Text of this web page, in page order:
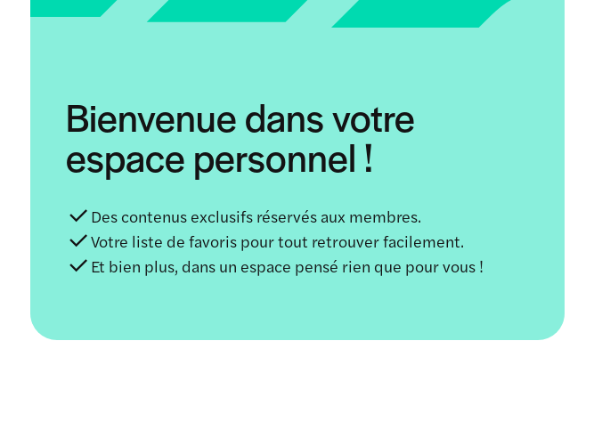
Bienvenue dans votre
espace personnel !
Des contenus exclusifs réservés aux membres.
Votre liste de favoris pour tout retrouver facilement.
Et bien plus, dans un espace pensé rien que pour vous !